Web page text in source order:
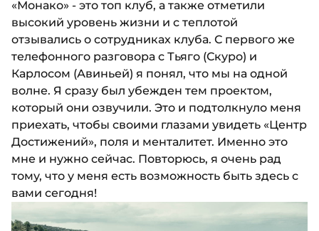
«Монако» - это топ клуб, а также отметили
высокий уровень жизни и с теплотой
отзывались о сотрудниках клуба. С первого же
телефонного разговора с Тьяго (Скуро) и
Карлосом (Авиньей) я понял, что мы на одной
волне. Я сразу был убежден тем проектом,
который они озвучили. Это и подтолкнуло меня
приехать, чтобы своими глазами увидеть «Центр
Достижений», поля и менталитет. Именно это
мне и нужно сейчас. Повторюсь, я очень рад
тому, что у меня есть возможность быть здесь с
вами сегодня!